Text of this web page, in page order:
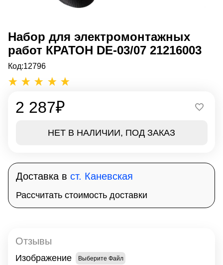
Набор для электромонтажных
работ КРАТОН DE-03/07 21216003
Код:12796
2 287₽
НЕТ В НАЛИЧИИ, ПОД ЗАКАЗ
Доставка в ст. Каневская
Рассчитать стоимость доставки
Отзывы
Изображение Выберите Файл